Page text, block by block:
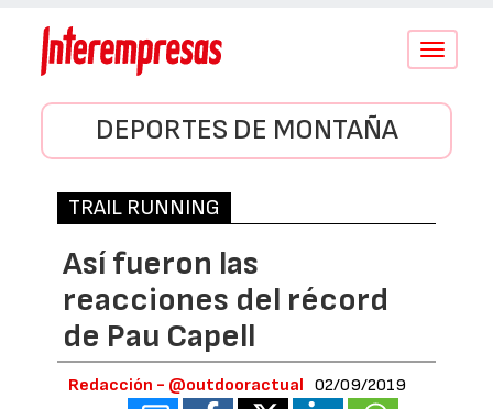
Conmutar
DEPORTES DE MONTAÑA
TRAIL RUNNING
Así fueron las
reacciones del récord
de Pau Capell
Redacción - @outdooractual 02/09/2019